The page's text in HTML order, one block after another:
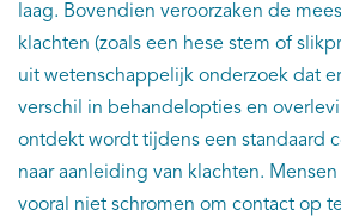
laag. Bovendien veroorzaken de
klachten (zoals een hese stem of
uit wetenschappelijk onderzoek dat
verschil in behandelopties en
ontdekt wordt tijdens een standaard
naar aanleiding van klachten.
vooral niet schromen om contact op